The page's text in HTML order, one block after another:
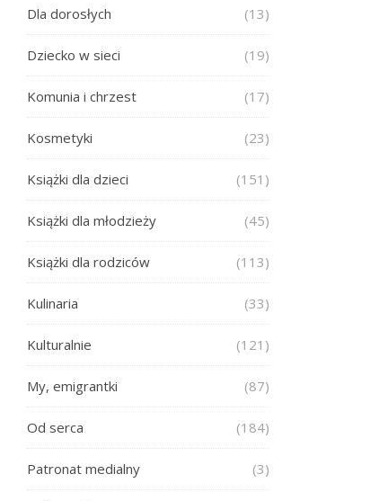
Dla dorosłych (13)
Dziecko w sieci (19)
Komunia i chrzest (17)
Kosmetyki (23)
Książki dla dzieci (151)
Książki dla młodzieży (45)
Książki dla rodziców (113)
Kulinaria (33)
Kulturalnie (121)
My, emigrantki (87)
Od serca (184)
Patronat medialny (3)